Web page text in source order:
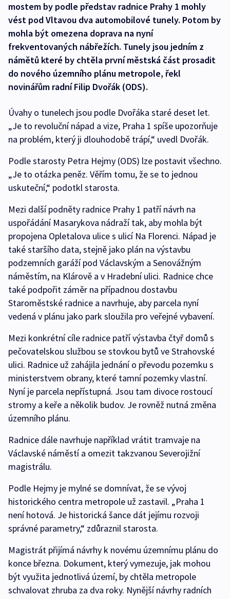
mostem by podle představ radnice Prahy 1 mohly
vést pod Vltavou dva automobilové tunely. Potom by
mohla být omezena doprava na nyní
frekventovaných nábřežích. Tunely jsou jedním z
námětů které by chtěla první městská část prosadit
do nového územního plánu metropole, řekl
novinářům radní Filip Dvořák (ODS).
Úvahy o tunelech jsou podle Dvořáka staré deset let.
„Je to revoluční nápad a vize, Praha 1 spíše upozorňuje
na problém, který ji dlouhodobě trápí,“ uvedl Dvořák.
Podle starosty Petra Hejmy (ODS) lze postavit všechno.
„Je to otázka peněz. Věřím tomu, že se to jednou
uskuteční,“ podotkl starosta.
Mezi další podněty radnice Prahy 1 patří návrh na
uspořádání Masarykova nádraží tak, aby mohla být
propojena Opletalova ulice s ulicí Na Florenci. Nápad je
také staršího data, stejně jako plán na výstavbu
podzemních garáží pod Václavským a Senovážným
náměstím, na Klárově a v Hradební ulici. Radnice chce
také podpořit záměr na případnou dostavbu
Staroměstské radnice a navrhuje, aby parcela nyní
vedená v plánu jako park sloužila pro veřejné vybavení.
Mezi konkrétní cíle radnice patří výstavba čtyř domů s
pečovatelskou službou se stovkou bytů ve Strahovské
ulici. Radnice už zahájila jednání o převodu pozemku s
ministerstvem obrany, které tamní pozemky vlastní.
Nyní je parcela nepřístupná. Jsou tam divoce rostoucí
stromy a keře a několik budov. Je rovněž nutná změna
územního plánu.
Radnice dále navrhuje například vrátit tramvaje na
Václavské náměstí a omezit takzvanou Severojižní
magistrálu.
Podle Hejmy je mylné se domnívat, že se vývoj
historického centra metropole už zastavil. „Praha 1
není hotová. Je historická šance dát jejímu rozvoji
správné parametry,“ zdůraznil starosta.
Magistrát přijímá návrhy k novému územnímu plánu do
konce března. Dokument, který vymezuje, jak mohou
být využita jednotlivá území, by chtěla metropole
schvalovat zhruba za dva roky. Nynější návrhy radních